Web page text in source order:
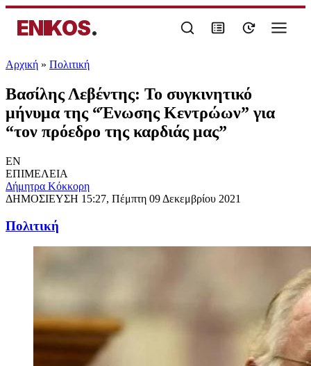
ENIKOS.
Αρχική » Πολιτική
Βασίλης Λεβέντης: Το συγκινητικό
μήνυμα της “Ένωσης Κεντρώων” για
“τον πρόεδρο της καρδιάς μας”
EN
ΕΠΙΜΕΛΕΙΑ
Δήμητρα Κόκκορη
ΔΗΜΟΣΙΕΥΣΗ 15:27, Πέμπτη 09 Δεκεμβρίου 2021
Πολιτική